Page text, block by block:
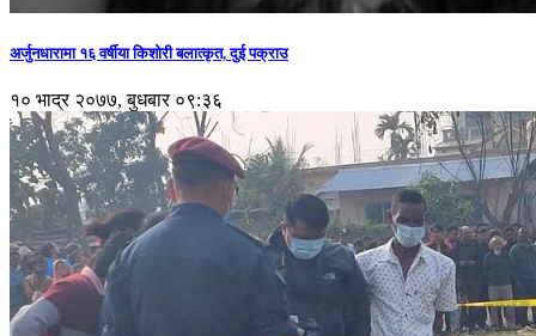
अर्जुनधारामा १६ वर्षीया किशोरी बलात्कृत, दुई पक्राउ
१० भाद्र २०७७, बुधबार ०९:३६